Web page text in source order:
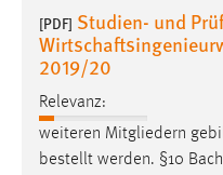
[PDF] Studien- und
2019/20
Relevanz:
weiteren Mitgliedern
bestellt werden. §10
Cookie Laufzeit:
MibewSessionID,
5e9dbeb1811c0446 =
Jahre, MIBEW_UserID = 1
Login